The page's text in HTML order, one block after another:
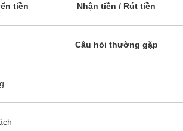
tiền Nhận tiền / Rút tiền
Câu hỏi thường gặp